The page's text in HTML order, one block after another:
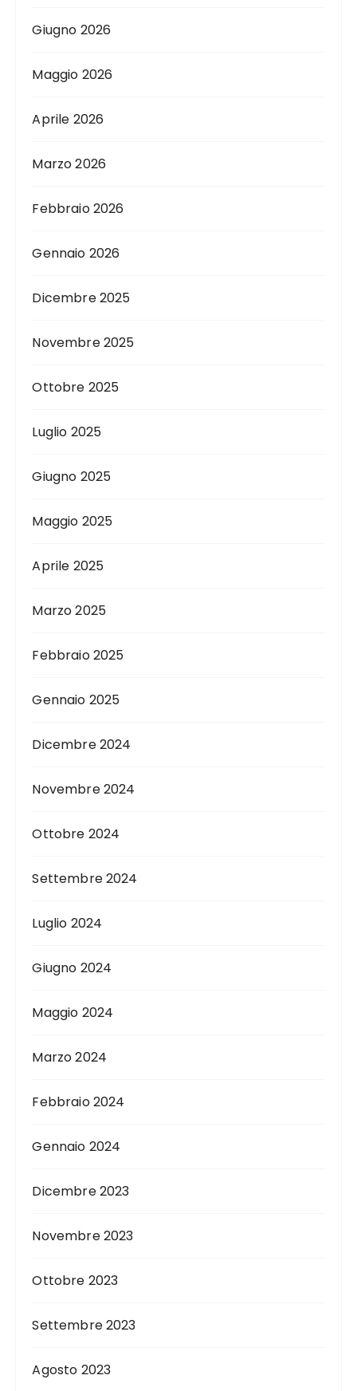
Giugno 2026
Maggio 2026
Aprile 2026
Marzo 2026
Febbraio 2026
Gennaio 2026
Dicembre 2025
Novembre 2025
Ottobre 2025
Luglio 2025
Giugno 2025
Maggio 2025
Aprile 2025
Marzo 2025
Febbraio 2025
Gennaio 2025
Dicembre 2024
Novembre 2024
Ottobre 2024
Settembre 2024
Luglio 2024
Giugno 2024
Maggio 2024
Marzo 2024
Febbraio 2024
Gennaio 2024
Dicembre 2023
Novembre 2023
Ottobre 2023
Settembre 2023
Agosto 2023